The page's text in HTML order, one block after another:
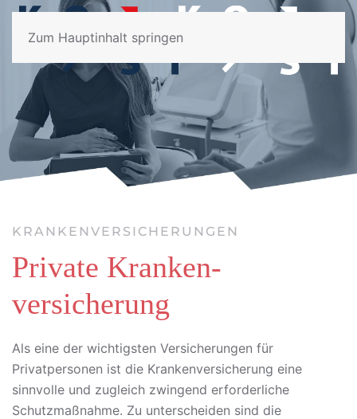
Zum Hauptinhalt springen
KRANKENVERSICHERUNGEN
Private Kranken-
versicherung
Als eine der wichtigsten Versicherungen für
Privatpersonen ist die Krankenversicherung eine
sinnvolle und zugleich zwingend erforderliche
Schutzmaßnahme. Zu unterscheiden sind die